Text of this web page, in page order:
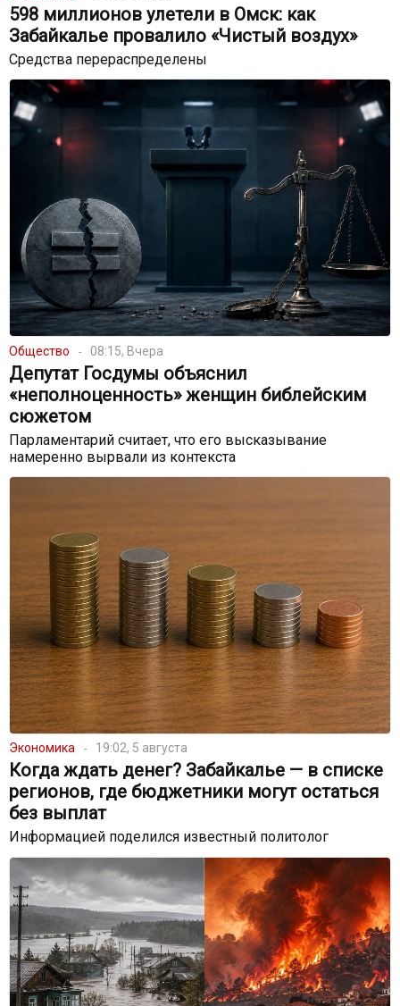
598 миллионов улетели в Омск: как
Забайкалье провалило «Чистый воздух»
Средства перераспределены
Общество 08:15, Вчера
Депутат Госдумы объяснил
«неполноценность» женщин библейским
сюжетом
Парламентарий считает, что его высказывание
намеренно вырвали из контекста
Экономика 19:02, 5 августа
Когда ждать денег? Забайкалье — в списке
регионов, где бюджетники могут остаться
без выплат
Информацией поделился известный политолог